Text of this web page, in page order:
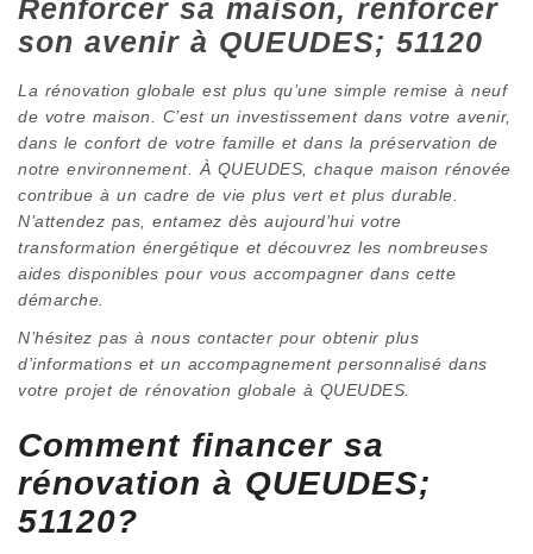
Renforcer sa maison, renforcer
son avenir à QUEUDES; 51120
La rénovation globale est plus qu’une simple remise à neuf
de votre maison. C’est un investissement dans votre avenir,
dans le confort de votre famille et dans la préservation de
notre environnement. À QUEUDES, chaque maison rénovée
contribue à un cadre de vie plus vert et plus durable.
N’attendez pas, entamez dès aujourd’hui votre
transformation énergétique et découvrez les nombreuses
aides disponibles pour vous accompagner dans cette
démarche.
N’hésitez pas à nous contacter pour obtenir plus
d’informations et un accompagnement personnalisé dans
votre projet de rénovation globale à QUEUDES.
Comment financer sa
rénovation à QUEUDES;
51120?